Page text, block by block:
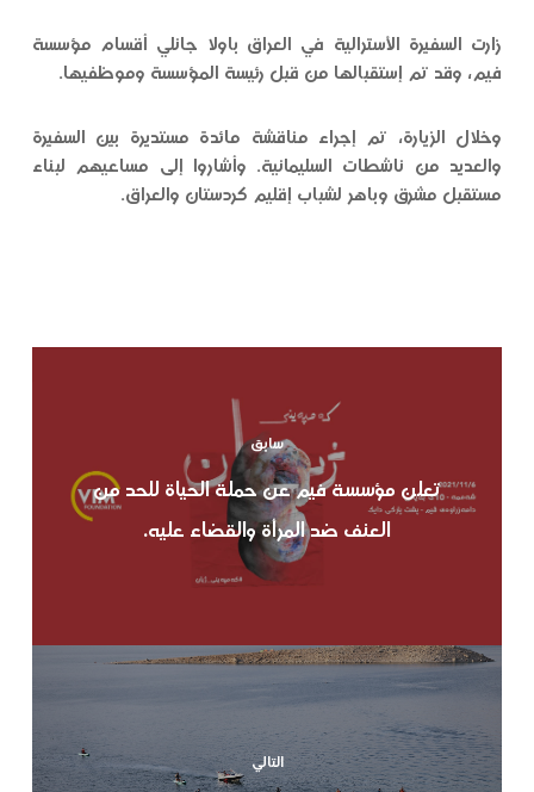
زارت السفيرة الأسترالية في العراق باولا جانلي أقسام مؤسسة
فيم، وقد تم إستقبالها من قبل رئيسة المؤسسة وموظفيها.
وخلال الزيارة، تم إجراء مناقشة مائدة مستديرة بين السفيرة
والعديد من ناشطات السليمانية. وأشاروا إلى مساعيهم لبناء
مستقبل مشرق وباهر لشباب إقليم كردستان والعراق.
سابق
تعلن مؤسسة فيم عن حملة الحياة للحد من
العنف ضد المرأة والقضاء عليه.
التالي